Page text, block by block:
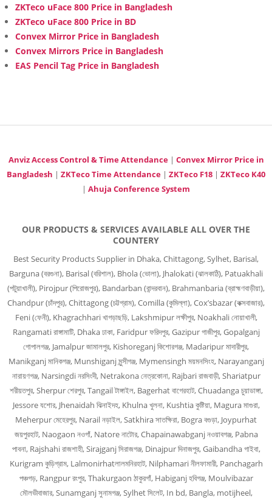
ZKTeco uFace 800 Price in Bangladesh
ZKTeco uFace 800 Price in BD
Convex Mirror Price in Bangladesh
Convex Mirrors Price in Bangladesh
EAS Pencil Tag Price in Bangladesh
Anviz Access Control & Time Attendance| Convex Mirror Price in
Bangladesh | ZKTeco Time Attendance | ZKTeco F18 | ZKTeco K40
| Ahuja Conference System
OUR PRODUCTS & SERVICES AVAILABLE ALL OVER THE
COUNTERY
Best Security Products Supplier in Dhaka, Chittagong, Sylhet, Barisal,
Barguna (বরগুনা), Barisal (বরিশাল), Bhola (ভোলা), Jhalokati (ঝালকাঠি), Patuakhali
(পটুয়াখালী), Pirojpur (পিরোজপুর), Bandarban (বান্দরবান), Brahmanbaria (ব্রাহ্মণবাড়ীয়া),
Chandpur (চাঁদপুর), Chittagong (চট্টগ্রাম), Comilla (কুমিল্লা), Cox’sbazar (কক্সবাজার),
Feni (ফেনী), Khagrachhari খাগড়াছড়ি, Lakshmipur লক্ষীপুর, Noakhali নোয়াখালী,
Rangamati রাঙ্গামাটি, Dhaka ঢাকা, Faridpur ফরিদপুর, Gazipur গাজীপুর, Gopalganj
গোপালগঞ্জ, Jamalpur জামালপুর, Kishoreganj কিশোরগঞ্জ, Madaripur মাদারীপুর,
Manikganj মানিকগঞ্জ, Munshiganj মুন্সীগঞ্জ, Mymensingh ময়মনসিংহ, Narayanganj
নারায়ণগঞ্জ, Narsingdi নরসিংদী, Netrakona নেত্রকোনা, Rajbari রাজবাড়ী, Shariatpur
শরীয়তপুর, Sherpur শেরপুর, Tangail টাঙ্গাইল, Bagerhat বাগেরহাট, Chuadanga চুয়াডাঙ্গা,
Jessore যশোর, Jhenaidah ঝিনাইদহ, Khulna খুলনা, Kushtia কুষ্টিয়া, Magura মাগুরা,
Meherpur মেহেরপুর, Narail নড়াইল, Satkhira সাতক্ষিরা, Bogra বগুড়া, Joypurhat
জয়পুরহাট, Naogaon নওগাঁ, Natore নাটোর, Chapainawabganj নওয়াবগঞ্জ, Pabna
পাবনা, Rajshahi রাজশাহী, Sirajganj সিরাজগঞ্জ, Dinajpur দিনাজপুর, Gaibandha গাইবা,
Kurigram কুড়িগ্রাম, Lalmonirhatলালমনিরহাট, Nilphamari নীলফামারী, Panchagarh
পঞ্চগড়, Rangpur রংপুর, Thakurgaon ঠাকুরগাঁ, Habiganj হবিগঞ্জ, Moulvibazar
মৌলভীবাজার, Sunamganj সুনামগঞ্জ, Sylhet সিলেট, In bd, Bangla, motijheel,